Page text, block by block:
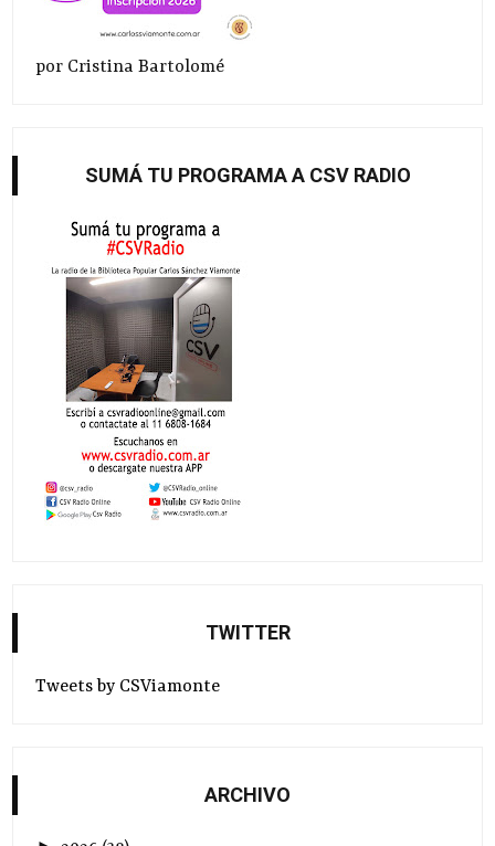
por Cristina Bartolomé
SUMÁ TU PROGRAMA A CSV RADIO
TWITTER
Tweets by CSViamonte
ARCHIVO